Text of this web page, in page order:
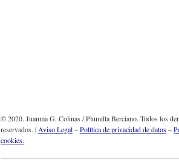
© 2020. Juanma G. Colinas / Plumilla Berciano. Todos los
reservados. |Aviso Legal–Política de privacidad de datos–
cookies.